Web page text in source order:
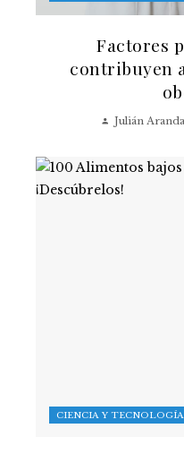
Factores
contribuyen
Julián Aranda
CIENCIA Y TECNOLOGÍA